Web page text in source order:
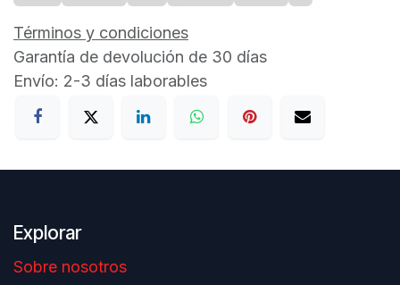
Términos y condiciones
Garantía de devolución de 30 días
Envío: 2-3 días laborables
Explorar
Sobre nosotros